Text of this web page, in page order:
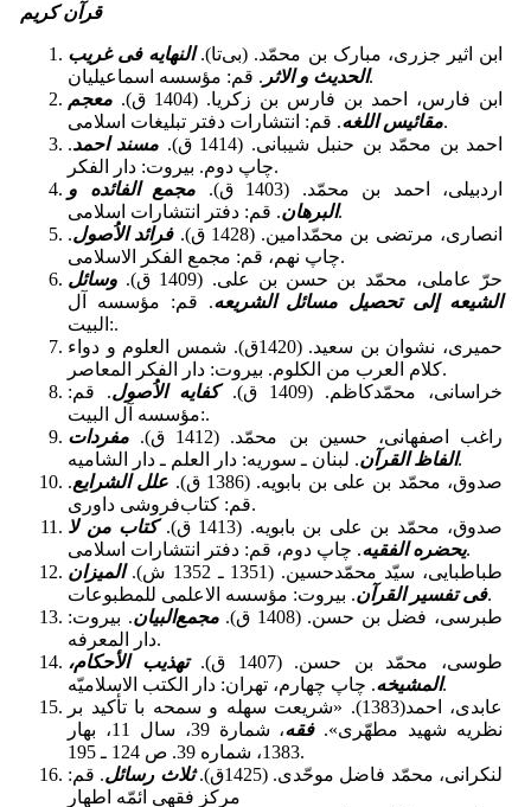
قرآن کریم
ابن اثیر جزرى، مبارک بن محمّد. (بی‌تا).‌النهایه فی غریب
الحدیث و الاثر. قم: مؤسسه اسماعیلیان.
ابن فارس، احمد بن فارس بن زکریا. (1404 ق).
معجم
مقائیس اللغه. قم: انتشارات دفتر تبلیغات اسلامی.
احمد بن محمّد بن حنبل شیبانی. (1414 ق).
مسند احمد.
چاپ دوم. بیروت: دار الفکر.
اردبیلی، احمد بن محمّد. (1403 ق).
مجمع الفائده و
البرهان. قم: دفتر انتشارات اسلامی.
انصاری، مرتضی بن محمّدامین. (1428 ق).
فرائد الاُصول.
چاپ نهم، قم: مجمع الفکر الاسلامی.
حرّ عاملى، محمّد بن حسن بن على. (1409 ق).
وسائل
الشیعه إلی تحصیل مسائل الشریعه. قم: مؤسسه آل
البیت:.
حمیرى، نشوان بن سعید. (1420ق). شمس العلوم و دواء
کلام العرب من الکلوم‌. بیروت: دار الفکر المعاصر‌.
خراسانی، محمّدکاظم. (1409 ق).
کفایه الاُصول. قم:
مؤسسه آل البیت:.
راغب اصفهانی، حسین بن محمّد. (1412 ق).
مفردات
الفاظ القرآن. لبنان ـ سوریه: دار العلم ـ دار الشامیه.
صدوق، محمّد بن علی بن بابویه. (1386 ق).
علل الشرایع.
قم: کتاب‌فروشی داوری.
صدوق، محمّد بن على بن بابویه. (1413 ق).
کتاب من لا
یحضره الفقیه. چاپ دوم، قم: دفتر انتشارات اسلامی.
طباطبایی، سیّد محمّدحسین. (1351 ـ 1352 ش).
المیزان
فی تفسیر القرآن. بیروت: مؤسسه الاعلمی للمطبوعات.
طبرسی، فضل بن حسن. (1408 ق).
مجمع‌البیان. بیروت:
دار المعرفه.
طوسی، محمّد بن حسن. (1407 ق).
تهذیب الأحکام،
المشیخه. چاپ چهارم، تهران: دار الکتب الاسلامیّه.
عابدی، احمد(1383). «شریعت سهله و سمحه با تأکید بر
نظریه شهید مطهّری».فقه
، شمارة 39، سال 11، بهار
1383، شماره 39. ص 124 ـ 195.
لنکرانى، محمّد فاضل موحّدى‌. (1425ق).
ثلاث رسائل.‌ قم: